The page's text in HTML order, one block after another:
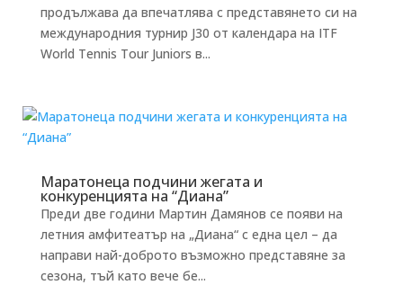
продължава да впечатлява с представянето си на
международния турнир J30 от календара на ITF
World Tennis Tour Juniors в...
Маратонеца подчини жегата и
конкуренцията на “Диана”
Преди две години Мартин Дамянов се появи на
летния амфитеатър на „Диана“ с една цел – да
направи най-доброто възможно представяне за
сезона, тъй като вече бе...